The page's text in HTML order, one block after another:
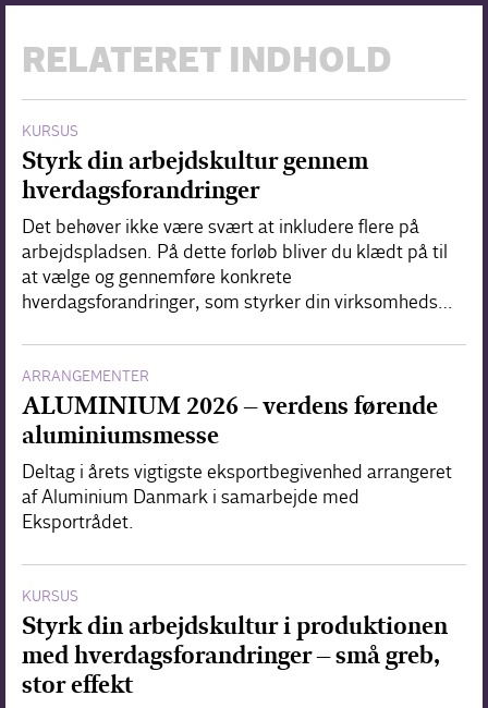
RELATERET INDHOLD
KURSUS
Styrk din arbejdskultur gennem
hverdagsforandringer
Det behøver ikke være svært at inkludere flere på
arbejdspladsen. På dette forløb bliver du klædt på til
at vælge og gennemføre konkrete
hverdagsforandringer, som styrker din virksomheds…
ARRANGEMENTER
ALUMINIUM 2026 – verdens førende
aluminiumsmesse
Deltag i årets vigtigste eksportbegivenhed arrangeret
af Aluminium Danmark i samarbejde med
Eksportrådet.
KURSUS
Styrk din arbejdskultur i produktionen
med hverdagsforandringer – små greb,
stor effekt